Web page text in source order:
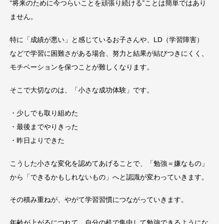
“将来のために今つらいことを頑張り続ける”ことは簡単ではあり
ません。
特に「成績が悪い」と感じているお子さんや、LD（学習障害）
などで学習に困難さがある場合、努力と結果が結びつきにくく、
モチベーションを保つことが難しくなります。
そこで大切なのは、「小さな成功体験」です。
・少しでも取り組めた
・最後までやりきった
・昨日よりできた
こうした小さな変化を認めてあげることで、「勉強＝嫌なもの」
から「できるかもしれないもの」へと認識が変わっていきます。
その積み重ねが、やがて学習習慣につながっていきます。